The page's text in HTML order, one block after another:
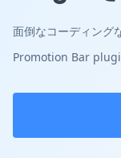
面倒なコーディング
Promotion Bar